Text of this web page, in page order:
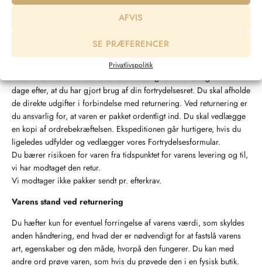
AFVIS
SE PRÆFERENCER
Privatlivspolitik
for sådanne publikationer.
– Aftaler indgået på offentlig auktion.
– Varer, der forringes eller forældes hurtigt.
Returnering
dage efter, at du har gjort brug af din fortrydelsesret. Du skal afholde
de direkte udgifter i forbindelse med returnering. Ved returnering er
du ansvarlig for, at varen er pakket ordentligt ind. Du skal vedlægge
en kopi af ordrebekræftelsen. Ekspeditionen går hurtigere, hvis du
ligeledes udfylder og vedlægger vores Fortrydelsesformular.
Du bærer risikoen for varen fra tidspunktet for varens levering og til,
vi har modtaget den retur.
Vi modtager ikke pakker sendt pr. efterkrav.
Varens stand ved returnering
Du hæfter kun for eventuel forringelse af varens værdi, som skyldes
anden håndtering, end hvad der er nødvendigt for at fastslå varens
art, egenskaber og den måde, hvorpå den fungerer. Du kan med
andre ord prøve varen, som hvis du prøvede den i en fysisk butik.